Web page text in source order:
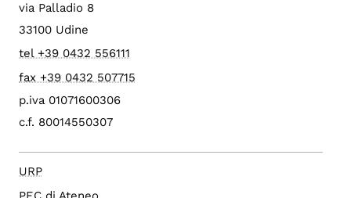
via Palladio 8
33100 Udine
tel +39 0432 556111
fax +39 0432 507715
p.iva 01071600306
c.f. 80014550307
URP